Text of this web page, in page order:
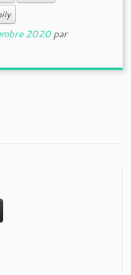
2020 par